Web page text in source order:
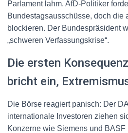
Parlament lahm. AfD-Politiker
Bundestagsausschüsse, doch die
blockieren. Der Bundespräsident
„schweren Verfassungskrise“.
Die ersten
bricht ein,
Die Börse reagiert panisch: Der
internationale Investoren ziehen
Konzerne wie Siemens und